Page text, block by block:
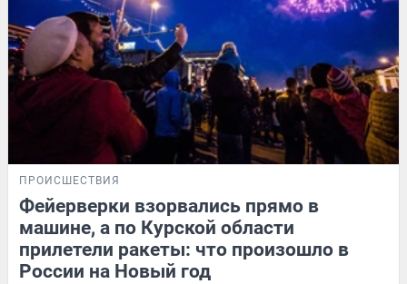
ПРОИСШЕСТВИЯ
Фейерверки взорвались прямо в
машине, а по Курской области
прилетели ракеты: что произошло в
России на Новый год